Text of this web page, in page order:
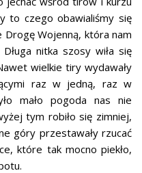
to czego obawialiśmy się
Drogę Wojenną, która nam
nitka szosy wiła się
wielkie tiry wydawały
raz w jedną, raz w
mało pogoda nas nie
tym robiło się zimniej,
góry przestawały rzucać
które tak mocno piekło,